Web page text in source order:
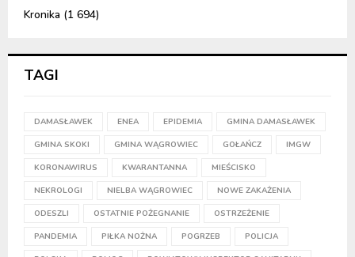
Kronika (1 694)
TAGI
DAMASŁAWEK ENEA EPIDEMIA GMINA DAMASŁAWEK
GMINA SKOKI GMINA WĄGROWIEC GOŁAŃCZ IMGW
KORONAWIRUS KWARANTANNA MIEŚCISKO
NEKROLOGI NIELBA WĄGROWIEC NOWE ZAKAŻENIA
ODESZLI OSTATNIE POŻEGNANIE OSTRZEŻENIE
PANDEMIA PIŁKA NOŻNA POGRZEB POLICJA